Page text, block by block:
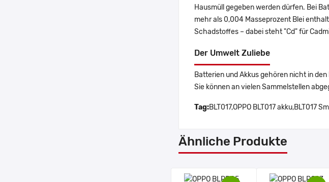
Hausmüll gegeben werden dürfen. Bei
mehr als 0,004 Masseprozent Blei
Schadstoffes – dabei steht "Cd" für
Der Umwelt Zuliebe
Batterien und Akkus gehören nicht in den
Sie können an vielen Sammelstellen
Tag:BLT017,OPPO BLT017 akku,BLT017
Ähnliche Produkte